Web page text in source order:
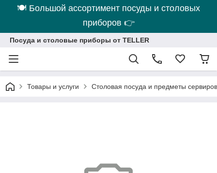
🍽 Большой ассортимент посуды и столовых
приборов 👉
Посуда и столовые приборы от TELLER
Товары и услуги Столовая посуда и предметы